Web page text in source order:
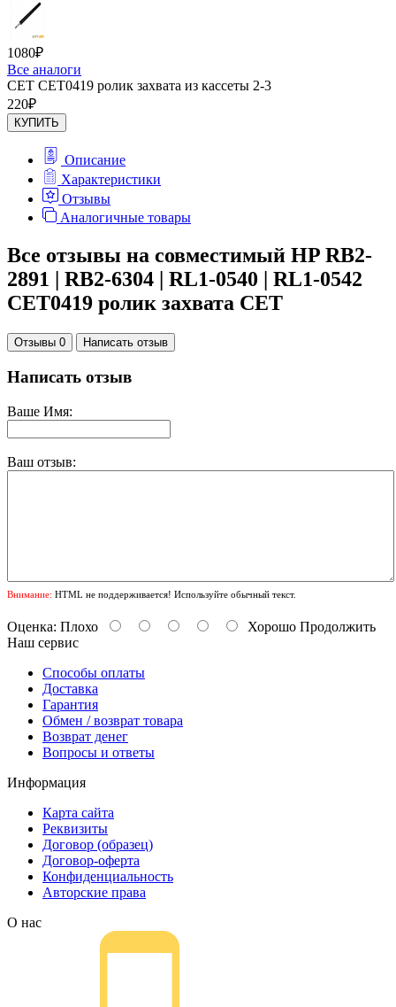
1080₽
Все аналоги
CET CET0419 ролик захвата из кассеты 2-3
220₽
КУПИТЬ
Описание
Характеристики
Отзывы
Аналогичные товары
Все отзывы на совместимый HP RB2-
2891 | RB2-6304 | RL1-0540 | RL1-0542
CET0419 ролик захвата CET
Отзывы 0 Написать отзыв
Написать отзыв
Ваше Имя:
Ваш отзыв:
Внимание: HTML не поддерживается! Используйте обычный текст.
Оценка: Плохо Хорошо Продолжить
Наш сервис
Способы оплаты
Доставка
Гарантия
Обмен / возврат товара
Возврат денег
Вопросы и ответы
Информация
Карта сайта
Реквизиты
Договор (образец)
Договор-оферта
Конфиденциальность
Авторские права
О нас